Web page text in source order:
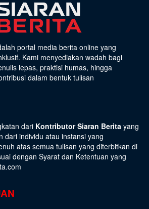
portal media berita online yang
Kami menyediakan wadah bagi
lepas, praktisi humas, hingga
dalam bentuk tulisan
dari Kontributor Siaran Berita yang
dari individu atau instansi yang
atas semua tulisan yang diterbitkan di
dengan Syarat dan Ketentuan yang